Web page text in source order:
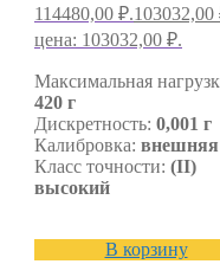
114480,00 ₽.103032,00
цена: 103032,00 ₽.
Максимальная
420 г
Дискретность: 0,001 г
Калибровка: внешняя
Класс точности: (II)
высокий
В корзину